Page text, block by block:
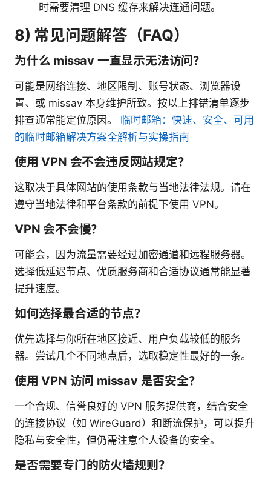
时需要清理 DNS 缓存来解决连通问题。
8) 常见问题解答（FAQ）
为什么 missav 一直显示无法访问？
可能是网络连接、地区限制、账号状态、浏览器设
置、或 missav 本身维护所致。按以上排错清单逐步
排查通常能定位原因。 临时邮箱：快速、安全、可用
的临时邮箱解决方案全解析与实操指南
使用 VPN 会不会违反网站规定？
这取决于具体网站的使用条款与当地法律法规。请在
遵守当地法律和平台条款的前提下使用 VPN。
VPN 会不会慢？
可能会，因为流量需要经过加密通道和远程服务器。
选择低延迟节点、优质服务商和合适协议通常能显著
提升速度。
如何选择最合适的节点？
优先选择与你所在地区接近、用户负载较低的服务
器。尝试几个不同地点后，选取稳定性最好的一条。
使用 VPN 访问 missav 是否安全？
一个合规、信誉良好的 VPN 服务提供商，结合安全
的连接协议（如 WireGuard）和断流保护，可以提升
隐私与安全性，但仍需注意个人设备的安全。
是否需要专门的防火墙规则？